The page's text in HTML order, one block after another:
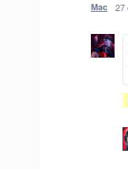
Mac 27